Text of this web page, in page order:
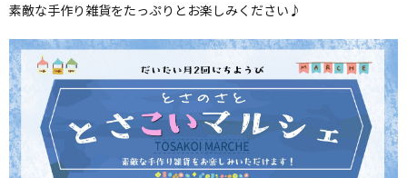
素敵な手作り雑貨をたっぷりとお楽しみください♪